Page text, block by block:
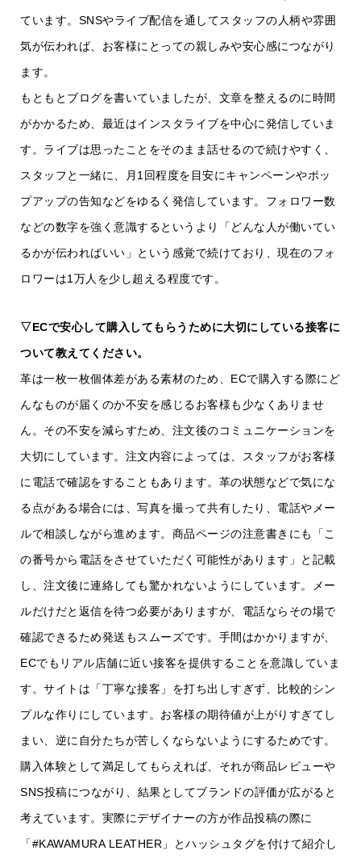
ています。SNSやライブ配信を通してスタッフの人柄や雰囲
気が伝われば、お客様にとっての親しみや安心感につながり
ます。
もともとブログを書いていましたが、文章を整えるのに時間
がかかるため、最近はインスタライブを中心に発信していま
す。ライブは思ったことをそのまま話せるので続けやすく、
スタッフと一緒に、月1回程度を目安にキャンペーンやポッ
プアップの告知などをゆるく発信しています。フォロワー数
などの数字を強く意識するというより「どんな人が働いてい
るかが伝わればいい」という感覚で続けており、現在のフォ
ロワーは1万人を少し超える程度です。
▽ECで安心して購入してもらうために大切にしている接客に
ついて教えてください。
革は一枚一枚個体差がある素材のため、ECで購入する際にど
んなものが届くのか不安を感じるお客様も少なくありませ
ん。その不安を減らすため、注文後のコミュニケーションを
大切にしています。注文内容によっては、スタッフがお客様
に電話で確認をすることもあります。革の状態などで気にな
る点がある場合には、写真を撮って共有したり、電話やメー
ルで相談しながら進めます。商品ページの注意書きにも「こ
の番号から電話をさせていただく可能性があります」と記載
し、注文後に連絡しても驚かれないようにしています。メー
ルだけだと返信を待つ必要がありますが、電話ならその場で
確認できるため発送もスムーズです。手間はかかりますが、
ECでもリアル店舗に近い接客を提供することを意識していま
す。サイトは「丁寧な接客」を打ち出しすぎず、比較的シン
プルな作りにしています。お客様の期待値が上がりすぎてし
まい、逆に自分たちが苦しくならないようにするためです。
購入体験として満足してもらえれば、それが商品レビューや
SNS投稿につながり、結果としてブランドの評価が広がると
考えています。実際にデザイナーの方が作品投稿の際に
「#KAWAMURA LEATHER」とハッシュタグを付けて紹介し